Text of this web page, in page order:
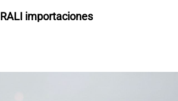
RALI importaciones